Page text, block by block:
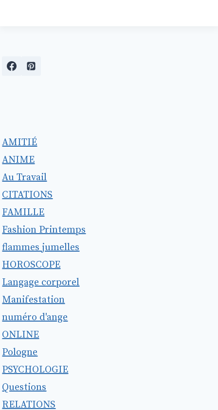
AMITIÉ
ANIME
Au Travail
CITATIONS
FAMILLE
Fashion Printemps
flammes jumelles
HOROSCOPE
Langage corporel
Manifestation
numéro d'ange
ONLINE
Pologne
PSYCHOLOGIE
Questions
RELATIONS